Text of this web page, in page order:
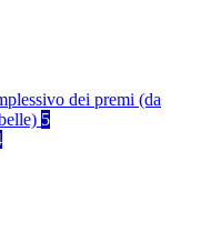
dei premi (da
5